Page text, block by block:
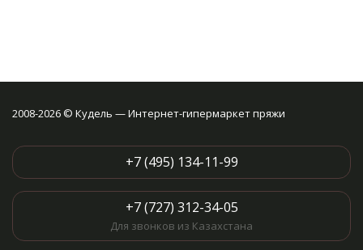
2008-2026 © Кудель — Интернет-гипермаркет пряжи
+7 (495) 134-11-99
+7 (727) 312-34-05
Для звонков из Казахстана